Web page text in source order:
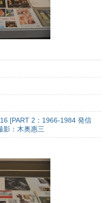
[PART 2：1966-1984 発信
：木奥惠三